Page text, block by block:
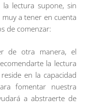
lectura supone, sin
a tener en cuenta
de comenzar:
de otra manera, el
la lectura
en la capacidad
fomentar nuestra
a abstraerte de